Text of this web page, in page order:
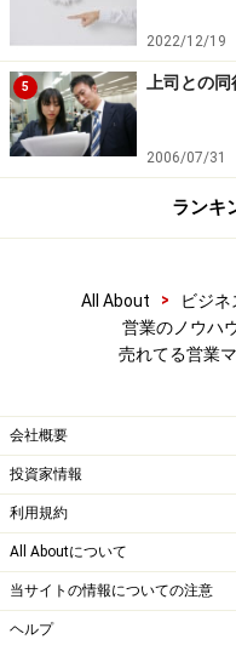
2022/12/19
5 上司との同
2006/07/31
ランキ
All About > ビジネ
営業のノウハ
売れてる営業
会社概要
投資家情報
利用規約
All Aboutについて
当サイトの情報についての注意
ヘルプ